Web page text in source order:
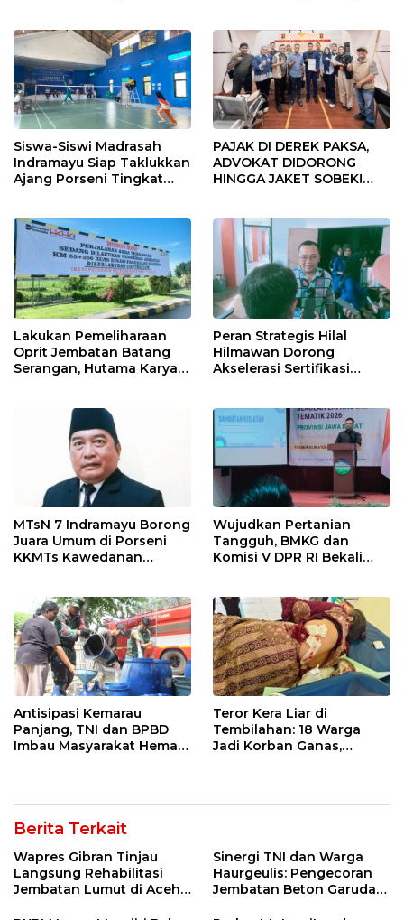
Siswa-Siswi Madrasah
Indramayu Siap Taklukkan
Ajang Porseni Tingkat
PAJAK DI DEREK PAKSA,
ADVOKAT DIDORONG
HINGGA JAKET SOBEK!
Pekanbaru!
Lakukan Pemeliharaan
Oprit Jembatan Batang
Serangan, Hutama Karya
Peran Strategis Hilal
Hilmawan Dorong
Akselerasi Sertifikasi
Indramayu
MTsN 7 Indramayu Borong
Juara Umum di Porseni
KKMTs Kawedanan
Wujudkan Pertanian
Tangguh, BMKG dan
Komisi V DPR RI Bekali
Antisipasi Kemarau
Panjang, TNI dan BPBD
Imbau Masyarakat Hemat
Teror Kera Liar di
Tembilahan: 18 Warga
Jadi Korban Ganas,
Berita Terkait
Wapres Gibran Tinjau
Langsung Rehabilitasi
Jembatan Lumut di Aceh
Sinergi TNI dan Warga
Haurgeulis: Pengecoran
Jembatan Beton Garuda